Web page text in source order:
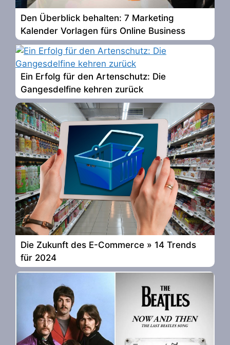
Den Überblick behalten: 7 Marketing
Kalender Vorlagen fürs Online Business
Ein Erfolg für den Artenschutz: Die
Gangesdelfine kehren zurück
Die Zukunft des E-Commerce » 14 Trends
für 2024